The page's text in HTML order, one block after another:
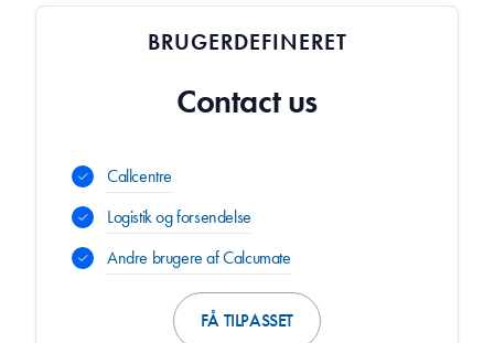
BRUGERDEFINERET
Contact us
Callcentre
Logistik og forsendelse
Andre brugere af Calcumate
FÅ TILPASSET